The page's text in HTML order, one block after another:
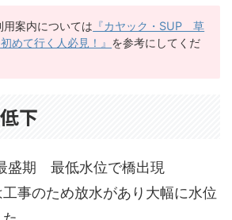
用案内については 『カヤック・SUP 草
めて行く人必見！』 を参考にしてくだ
下
盛期 最低水位で橋出現
事のため放水があり大幅に水位